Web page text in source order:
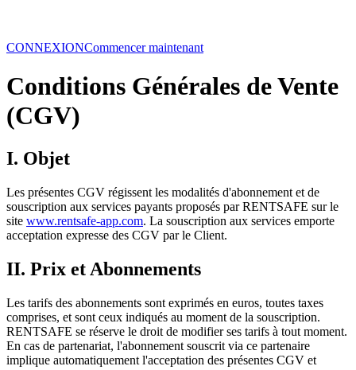
CONNEXIONCommencer maintenant
Conditions Générales de Vente
(CGV)
I. Objet
Les présentes CGV régissent les modalités d'abonnement et de
souscription aux services payants proposés par RENTSAFE sur le
site www.rentsafe-app.com. La souscription aux services emporte
acceptation expresse des CGV par le Client.
II. Prix et Abonnements
Les tarifs des abonnements sont exprimés en euros, toutes taxes
comprises, et sont ceux indiqués au moment de la souscription.
RENTSAFE se réserve le droit de modifier ses tarifs à tout moment.
En cas de partenariat, l'abonnement souscrit via ce partenaire
implique automatiquement l'acceptation des présentes CGV et